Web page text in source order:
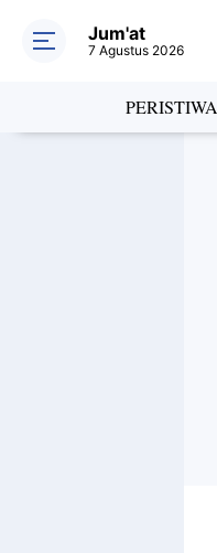
Jum'at
7 Agustus 2026
PERISTIWA